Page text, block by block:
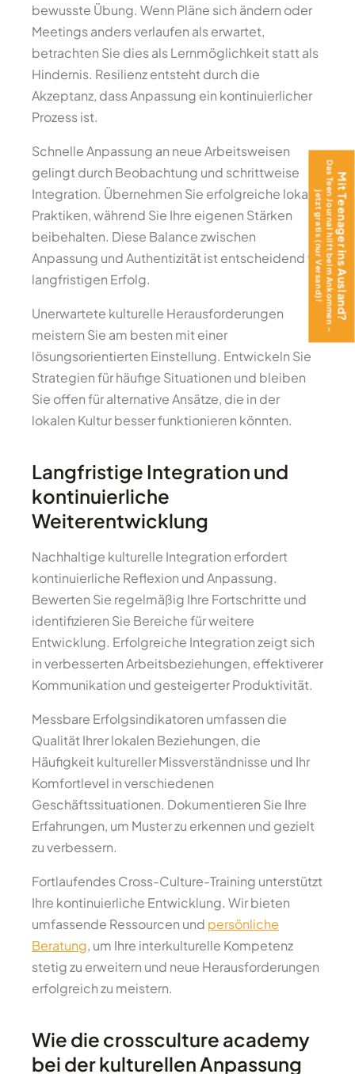
bewusste Übung. Wenn Pläne sich ändern oder
Meetings anders verlaufen als erwartet,
betrachten Sie dies als Lernmöglichkeit statt als
Hindernis. Resilienz entsteht durch die
Akzeptanz, dass Anpassung ein kontinuierlicher
Prozess ist.
Schnelle Anpassung an neue Arbeitsweisen
gelingt durch Beobachtung und schrittweise
Integration. Übernehmen Sie erfolgreiche lokale
Praktiken, während Sie Ihre eigenen Stärken
beibehalten. Diese Balance zwischen
Anpassung und Authentizität ist entscheidend für
langfristigen Erfolg.
Unerwartete kulturelle Herausforderungen
meistern Sie am besten mit einer
lösungsorientierten Einstellung. Entwickeln Sie
Strategien für häufige Situationen und bleiben
Sie offen für alternative Ansätze, die in der
lokalen Kultur besser funktionieren könnten.
Langfristige Integration und
kontinuierliche
Weiterentwicklung
Nachhaltige kulturelle Integration erfordert
kontinuierliche Reflexion und Anpassung.
Bewerten Sie regelmäßig Ihre Fortschritte und
identifizieren Sie Bereiche für weitere
Entwicklung. Erfolgreiche Integration zeigt sich
in verbesserten Arbeitsbeziehungen, effektiverer
Kommunikation und gesteigerter Produktivität.
Messbare Erfolgsindikatoren umfassen die
Qualität Ihrer lokalen Beziehungen, die
Häufigkeit kultureller Missverständnisse und Ihr
Komfortlevel in verschiedenen
Geschäftssituationen. Dokumentieren Sie Ihre
Erfahrungen, um Muster zu erkennen und gezielt
zu verbessern.
Fortlaufendes Cross-Culture-Training unterstützt
Ihre kontinuierliche Entwicklung. Wir bieten
umfassende Ressourcen und persönliche
Beratung, um Ihre interkulturelle Kompetenz
stetig zu erweitern und neue Herausforderungen
erfolgreich zu meistern.
Wie die crossculture academy
bei der kulturellen Anpassung
Mit Teenager ins Ausland?
Das Teen Journal hilft beim Ankommen –
jetzt gratis (nur Versand)!